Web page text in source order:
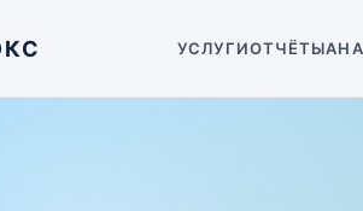
УСЛУГИОТЧЁТЫ